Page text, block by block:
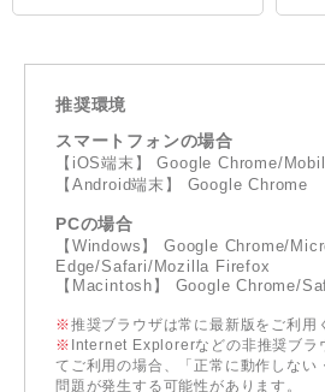
推奨環境
スマートフォンの場合
【iOS端末】 Google Chrome/
【Android端末】 Google Chrome
PCの場合
【Windows】 Google Chrome/
Edge/Safari/Mozilla Firefox
【Macintosh】 Google Chrome/
※推奨ブラウザは常に最新版をご利用
※ Internet Explorerなどの非推奨ブラ
てご利用の場合、「正常に動作しない
問題が発生する可能性があります。